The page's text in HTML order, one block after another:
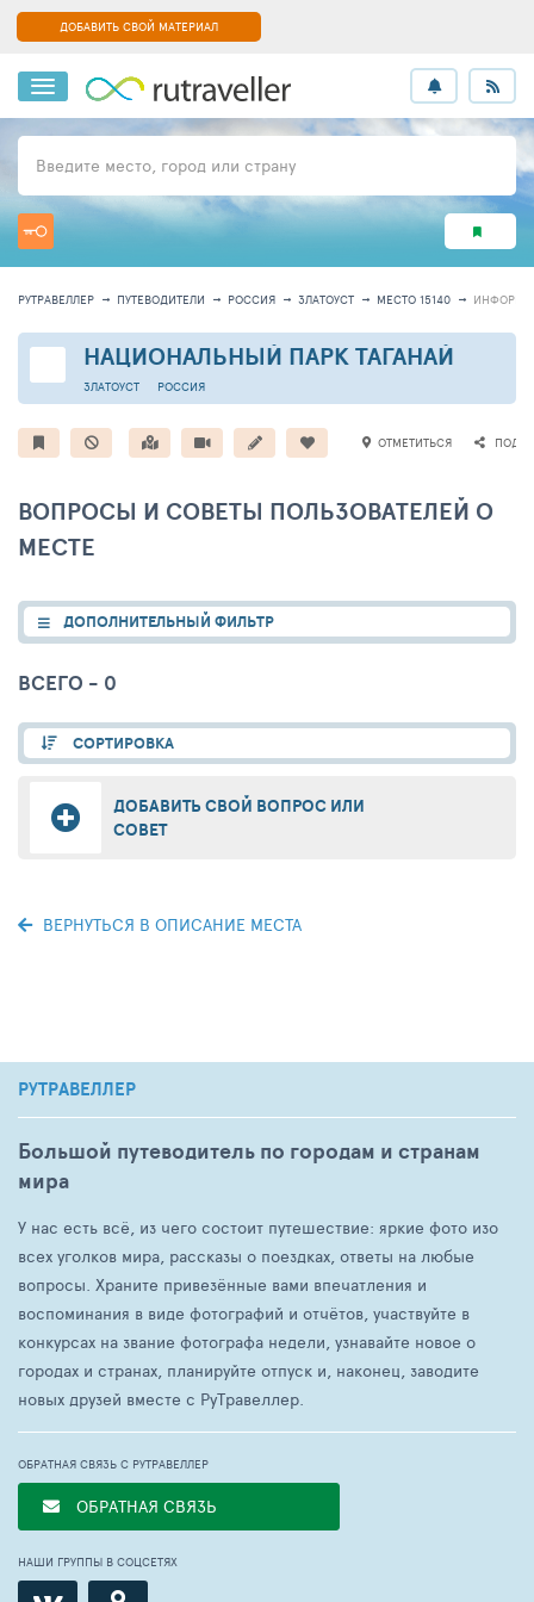
ДОБАВИТЬ СВОЙ МАТЕРИАЛ
Введите место, город или страну
РУТРАВЕЛЛЕР ПУТЕВОДИТЕЛИ РОССИЯ ЗЛАТОУСТ МЕСТО 15140
НАЦИОНАЛЬНЫЙ ПАРК ТАГАНАЙ
РОССИЯ
ЗЛАТОУСТ
ОТМЕТИТЬСЯ
ВОПРОСЫ И СОВЕТЫ ПОЛЬЗОВАТЕЛЕЙ О
МЕСТЕ
ДОПОЛНИТЕЛЬНЫЙ ФИЛЬТР
ВСЕГО - 0
СОРТИРОВКА
ДОБАВИТЬ СВОЙ ВОПРОС ИЛИ
СОВЕТ
ВЕРНУТЬСЯ В ОПИСАНИЕ МЕСТА
РУТРАВЕЛЛЕР
Большой путеводитель по городам и странам
мира
У нас есть всё, из чего состоит путешествие: яркие фото изо
всех уголков мира, рассказы о поездках, ответы на любые
вопросы. Храните привезённые вами впечатления и
воспоминания в виде фотографий и отчётов, участвуйте в
конкурсах на звание фотографа недели, узнавайте новое о
городах и странах, планируйте отпуск и, наконец, заводите
новых друзей вместе с РуТравеллер.
ОБРАТНАЯ СВЯЗЬ С РУТРАВЕЛЛЕР
ОБРАТНАЯ СВЯЗЬ
НАШИ ГРУППЫ В СОЦСЕТЯХ